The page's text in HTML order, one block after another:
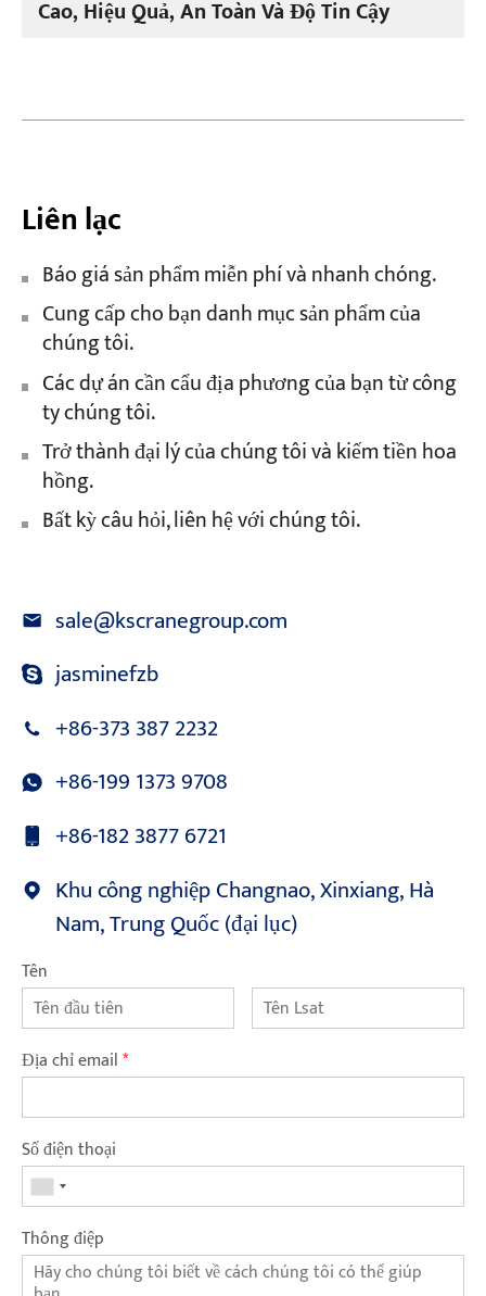
Cao, Hiệu Quả, An Toàn Và Độ Tin Cậy
Liên lạc
Báo giá sản phẩm miễn phí và nhanh chóng.
Cung cấp cho bạn danh mục sản phẩm của
chúng tôi.
Các dự án cần cẩu địa phương của bạn từ công
ty chúng tôi.
Trở thành đại lý của chúng tôi và kiếm tiền hoa
hồng.
Bất kỳ câu hỏi, liên hệ với chúng tôi.
sale@kscranegroup.com
jasminefzb
+86-373 387 2232
+86-199 1373 9708
+86-182 3877 6721
Khu công nghiệp Changnao, Xinxiang, Hà
Nam, Trung Quốc (đại lục)
Tên
Địa chỉ email*
Số điện thoại
Thông điệp